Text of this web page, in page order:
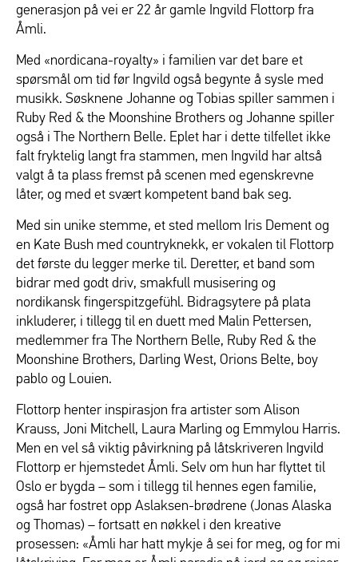
generasjon på vei er 22 år gamle Ingvild Flottorp fra
Åmli.
Med «nordicana-royalty» i familien var det bare et
spørsmål om tid før Ingvild også begynte å sysle med
musikk. Søsknene Johanne og Tobias spiller sammen i
Ruby Red & the Moonshine Brothers og Johanne spiller
også i The Northern Belle. Eplet har i dette tilfellet ikke
falt fryktelig langt fra stammen, men Ingvild har altså
valgt å ta plass fremst på scenen med egenskrevne
låter, og med et svært kompetent band bak seg.
Med sin unike stemme, et sted mellom Iris Dement og
en Kate Bush med countryknekk, er vokalen til Flottorp
det første du legger merke til. Deretter, et band som
bidrar med godt driv, smakfull musisering og
nordikansk fingerspitzgefühl. Bidragsytere på plata
inkluderer, i tillegg til en duett med Malin Pettersen,
medlemmer fra The Northern Belle, Ruby Red & the
Moonshine Brothers, Darling West, Orions Belte, boy
pablo og Louien.
Flottorp henter inspirasjon fra artister som Alison
Krauss, Joni Mitchell, Laura Marling og Emmylou Harris.
Men en vel så viktig påvirkning på låtskriveren Ingvild
Flottorp er hjemstedet Åmli. Selv om hun har flyttet til
Oslo er bygda – som i tillegg til hennes egen familie,
også har fostret opp Aslaksen-brødrene (Jonas Alaska
og Thomas) – fortsatt en nøkkel i den kreative
prosessen: «Åmli har hatt mykje å sei for meg, og for mi